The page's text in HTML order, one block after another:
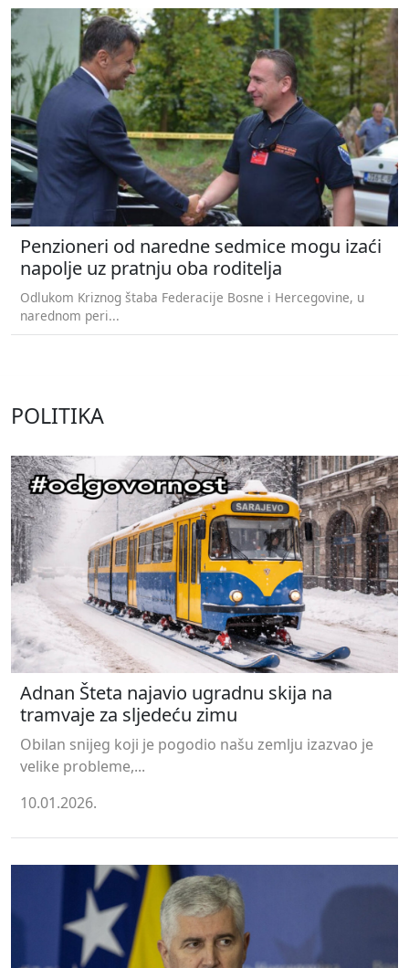
Penzioneri od naredne sedmice mogu izaći
napolje uz pratnju oba roditelja
Odlukom Kriznog štaba Federacije Bosne i Hercegovine, u
narednom peri...
POLITIKA
Adnan Šteta najavio ugradnu skija na
tramvaje za sljedeću zimu
Obilan snijeg koji je pogodio našu zemlju izazvao je
velike probleme,...
10.01.2026.